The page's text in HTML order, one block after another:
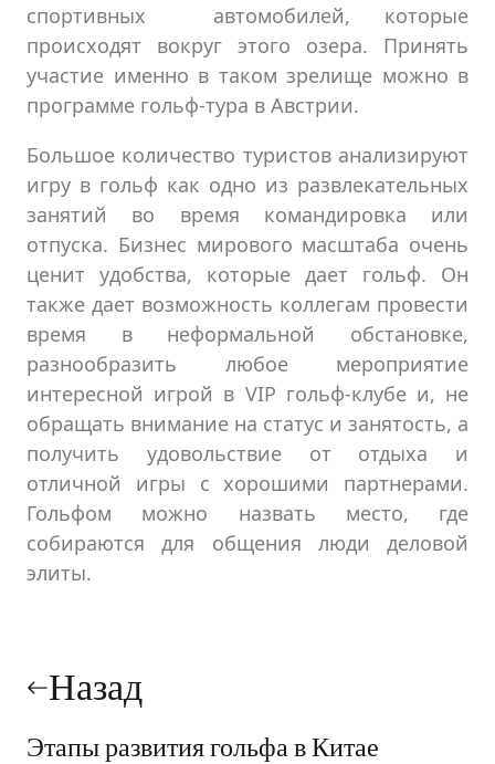
спортивных автомобилей, которые
происходят вокруг этого озера. Принять
участие именно в таком зрелище можно в
программе гольф-тура в Австрии.
Большое количество туристов анализируют
игру в гольф как одно из развлекательных
занятий во время командировка или
отпуска. Бизнес мирового масштаба очень
ценит удобства, которые дает гольф. Он
также дает возможность коллегам провести
время в неформальной обстановке,
разнообразить любое мероприятие
интересной игрой в VIP гольф-клубе и, не
обращать внимание на статус и занятость, а
получить удовольствие от отдыха и
отличной игры с хорошими партнерами.
Гольфом можно назвать место, где
собираются для общения люди деловой
элиты.
по
записям
Назад
Этапы развития гольфа в Китае